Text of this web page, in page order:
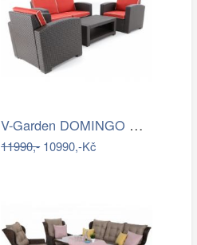
V-Garden DOMINGO RED DeLuxe
11990,-10990,-Kč